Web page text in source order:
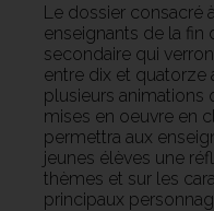
Le dossier consacré à
enseignants de la fin
secondaire qui
entre dix et quatorze
plusieurs animations
mises en oeuvre en
permettra aux
jeunes élèves une
thèmes et sur les
principaux